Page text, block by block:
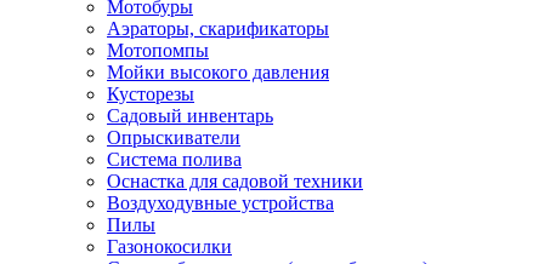
Мотобуры
Аэраторы, скарификаторы
Мотопомпы
Мойки высокого давления
Кусторезы
Садовый инвентарь
Опрыскиватели
Система полива
Оснастка для садовой техники
Воздуходувные устройства
Пилы
Газонокосилки